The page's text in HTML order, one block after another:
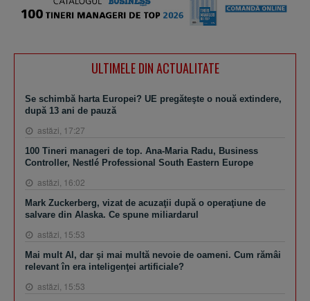
ULTIMELE DIN ACTUALITATE
Se schimbă harta Europei? UE pregăteşte o nouă extindere,
după 13 ani de pauză
astăzi, 17:27
100 Tineri manageri de top. Ana-Maria Radu, Business
Controller, Nestlé Professional South Eastern Europe
astăzi, 16:02
Mark Zuckerberg, vizat de acuzaţii după o operaţiune de
salvare din Alaska. Ce spune miliardarul
astăzi, 15:53
Mai mult AI, dar şi mai multă nevoie de oameni. Cum rămâi
relevant în era inteligenţei artificiale?
astăzi, 15:53